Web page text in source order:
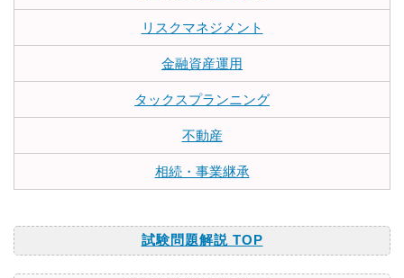
リスクマネジメント
金融資産運用
タックスプランニング
不動産
相続・事業継承
試験問題解説 TOP